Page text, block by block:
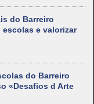
do Barreiro
e valorizar
do Barreiro
«Desafios d Arte